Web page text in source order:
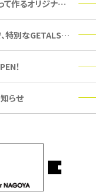
ちわ」ワークショップ
を。」受注会
！
らせ